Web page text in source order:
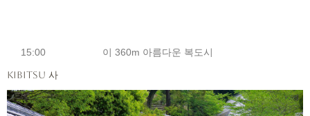
15:00 이 360m 아름다운 복도시
Kibitsu 사